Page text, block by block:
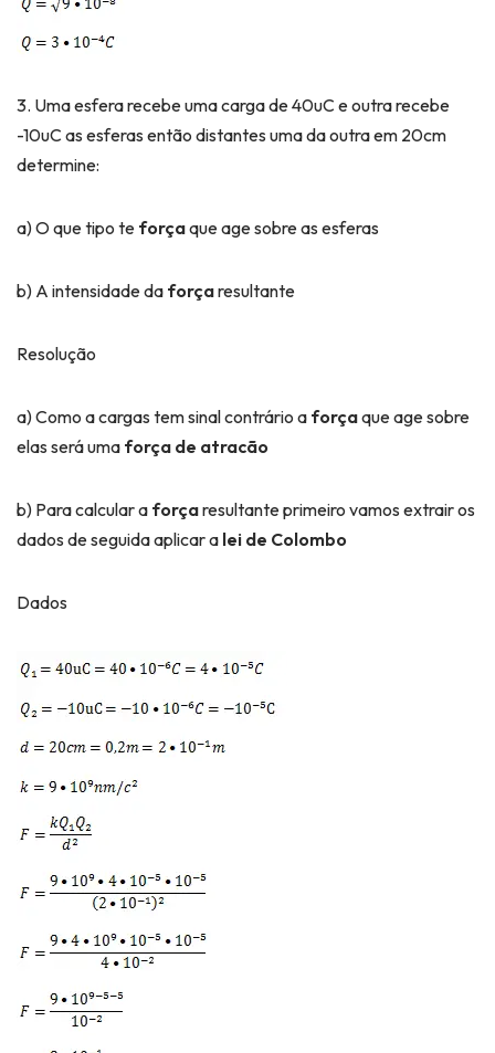
3. Uma esfera recebe uma carga de 40uC e outra recebe
-10uC as esferas então distantes uma da outra em 20cm
determine:
a) O que tipo te forçaque age sobre as esferas
b) A intensidade da forçaresultante
Resolução
a) Como a cargas tem sinal contrário a forçaque age sobre
elas será uma força de atracão
b) Para calcular a forçaresultante primeiro vamos extrair os
dados de seguida aplicar a lei de Colombo
Dados